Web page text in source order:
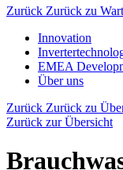
Zurück Zurück zu
Innovation
EMEA
Über uns
Zurück Zurück zu
Zurück zur Übersicht